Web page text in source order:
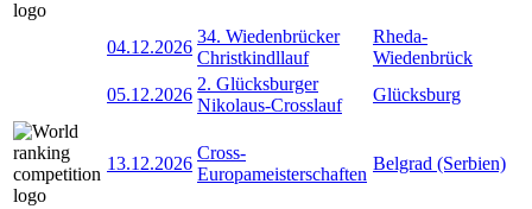
04.12.2026
34. Wiedenbrücker
Christkindllauf
Rheda-
Wiedenbrück
05.12.2026
2. Glücksburger
Nikolaus-Crosslauf
Glücksburg
13.12.2026
Cross-
Europameisterschaften
Belgrad (Serbien)